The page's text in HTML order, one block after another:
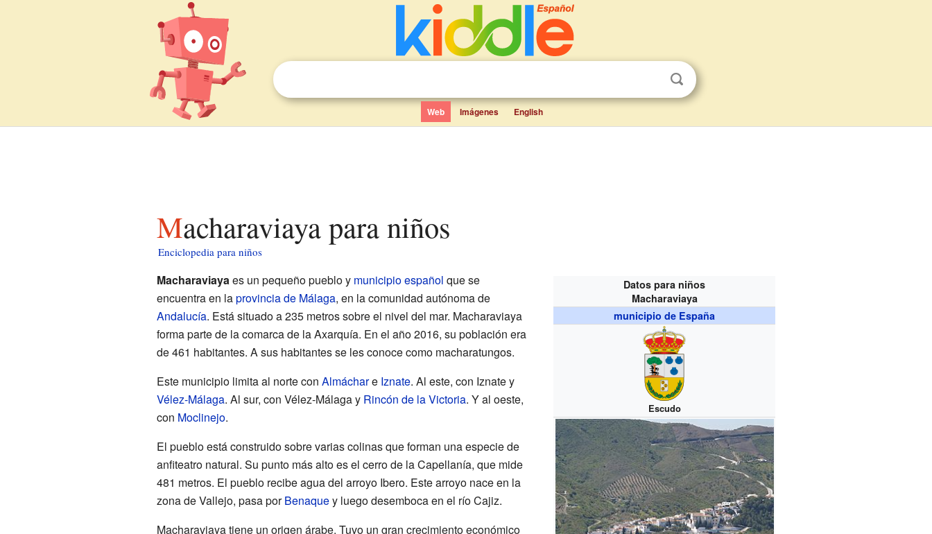
Web Imágenes English
Macharaviaya para niños
Enciclopedia para niños
Datos para niños
Macharaviaya
municipio de España
Escudo
Macharaviayaes un pequeño pueblo y municipioespañol que se
encuentra en laprovincia de Málaga, en la comunidad autónoma de
Andalucía. Está situado a 235 metros sobre el nivel del mar. Macharaviaya
forma parte de la comarca de la Axarquía. En el año 2016, su población era
de 461 habitantes. A sus habitantes se les conoce como macharatungos.
Este municipio limita al norte con Almáchare Iznate. Al este, con Iznate y
Vélez-Málaga. Al sur, con Vélez-Málaga y Rincón de la Victoria. Y al oeste,
con Moclinejo.
El pueblo está construido sobre varias colinas que forman una especie de
anfiteatro natural. Su punto más alto es el cerro de la Capellanía, que mide
481 metros. El pueblo recibe agua del arroyo Ibero. Este arroyo nace en la
zona de Vallejo, pasa porBenaquey luego desemboca en el río Cajiz.
Macharaviaya tiene un origen árabe. Tuvo un gran crecimiento económico